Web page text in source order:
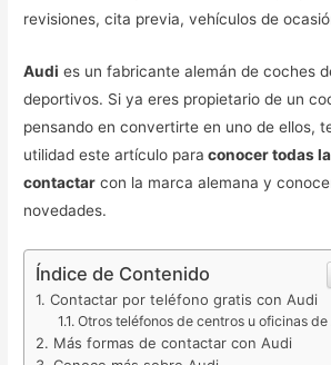
revisiones, cita previa, vehículos de
Audi es un fabricante alemán de coches
deportivos. Si ya eres propietario de un
pensando en convertirte en uno de ellos,
utilidad este artículo para conocer todas
contactar con la marca alemana y
novedades.
Índice de Contenido
Contactar por teléfono gratis con Audi
Otros teléfonos de centros u oficinas de
Más formas de contactar con Audi